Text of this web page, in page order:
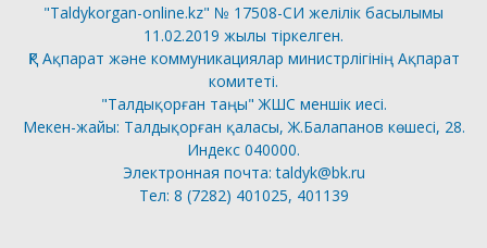
"Taldykorgan-online.kz" № 17508-СИ желілік басылымы
11.02.2019 жылы тіркелген.
ҚР Ақпарат және коммуникациялар министрлігінің Ақпарат
комитеті.
"Талдықорған таңы" ЖШС меншік иесі.
Мекен-жайы: Талдықорған қаласы, Ж.Балапанов көшесі, 28.
Индекс 040000.
Электронная почта: taldyk@bk.ru
Тел: 8 (7282) 401025, 401139